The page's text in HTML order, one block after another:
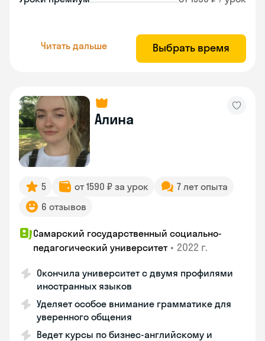
Читать дальше Выбрать время
Алина
5 от 1590 ₽ за урок
7 лет опыта
6 отзывов
Самарский государственный социально-
педагогический университет • 2022 г.
Окончила университет с двумя профилями
иностранных языков
Уделяет особое внимание грамматике для
уверенного общения
Ведет курсы по бизнес-английскому и